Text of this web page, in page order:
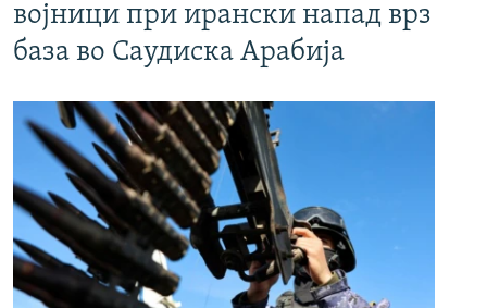
војници при ирански напад врз
база во Саудиска Арабија